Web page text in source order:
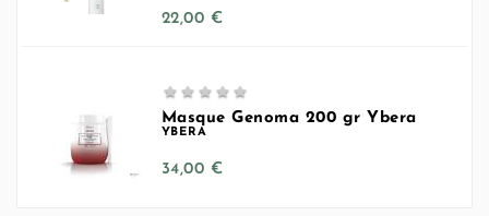
22,00 €
    
Masque Genoma 200 gr Ybera
YBERA
34,00 €